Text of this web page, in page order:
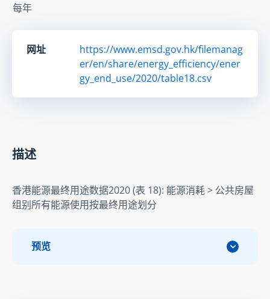
每年
网址
https://www.emsd.gov.hk/filemanag
er/en/share/energy_efficiency/ener
gy_end_use/2020/table18.csv
描述
香港能源最终用途数据2020 (表 18): 能源消耗 > 公共房屋
组别所有能源使用按最终用途划分
预览